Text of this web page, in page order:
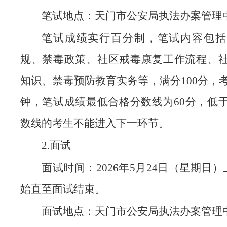
笔试地点：天门市公安局执法办案管理
笔试成绩实行百分制，笔试内容包
规、禁毒政策、社区戒毒康复工作流程、
知识、禁毒预防教育实务等，满分100分，
钟，笔试成绩最低合格分数线为60分，低
数线的考生不能进入下一环节。
2.面试
面试时间：2026年5月24日（星期日）
始直至面试结束。
面试地点：天门市公安局执法办案管理